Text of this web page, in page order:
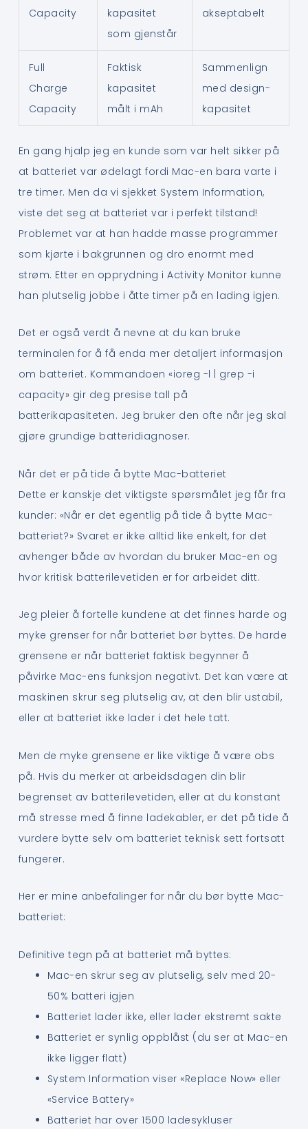
Capacity
kapasitet
som gjenstår
akseptabelt
Full
Charge
Capacity
Faktisk
kapasitet
målt i mAh
Sammenlign
med design-
kapasitet
En gang hjalp jeg en kunde som var helt sikker på
at batteriet var ødelagt fordi Mac-en bara varte i
tre timer. Men da vi sjekket System Information,
viste det seg at batteriet var i perfekt tilstand!
Problemet var at han hadde masse programmer
som kjørte i bakgrunnen og dro enormt med
strøm. Etter en opprydning i Activity Monitor kunne
han plutselig jobbe i åtte timer på en lading igjen.
Det er også verdt å nevne at du kan bruke
terminalen for å få enda mer detaljert informasjon
om batteriet. Kommandoen «ioreg -l | grep -i
capacity» gir deg presise tall på
batterikapasiteten. Jeg bruker den ofte når jeg skal
gjøre grundige batteridiagnoser.
Når det er på tide å bytte Mac-batteriet
Dette er kanskje det viktigste spørsmålet jeg får fra
kunder: «Når er det egentlig på tide å bytte Mac-
batteriet?» Svaret er ikke alltid like enkelt, for det
avhenger både av hvordan du bruker Mac-en og
hvor kritisk batterilevetiden er for arbeidet ditt.
Jeg pleier å fortelle kundene at det finnes harde og
myke grenser for når batteriet bør byttes. De harde
grensene er når batteriet faktisk begynner å
påvirke Mac-ens funksjon negativt. Det kan være at
maskinen skrur seg plutselig av, at den blir ustabil,
eller at batteriet ikke lader i det hele tatt.
Men de myke grensene er like viktige å være obs
på. Hvis du merker at arbeidsdagen din blir
begrenset av batterilevetiden, eller at du konstant
må stresse med å finne ladekabler, er det på tide å
vurdere bytte selv om batteriet teknisk sett fortsatt
fungerer.
Her er mine anbefalinger for når du bør bytte Mac-
batteriet:
Definitive tegn på at batteriet må byttes:
Mac-en skrur seg av plutselig, selv med 20-
50% batteri igjen
Batteriet lader ikke, eller lader ekstremt sakte
Batteriet er synlig oppblåst (du ser at Mac-en
ikke ligger flatt)
System Information viser «Replace Now» eller
«Service Battery»
Batteriet har over 1500 ladesykluser